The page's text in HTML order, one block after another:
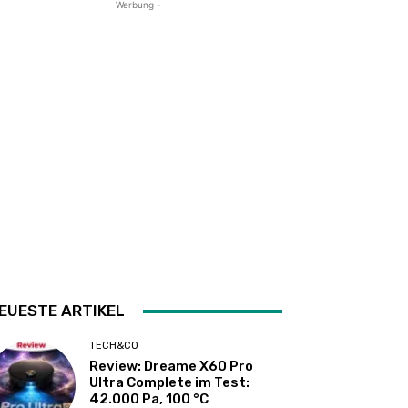
- Werbung -
ARTIKEL
TECH&CO
Review: Dreame X60 Pro
Ultra Complete im Test:
42.000 Pa, 100 °C